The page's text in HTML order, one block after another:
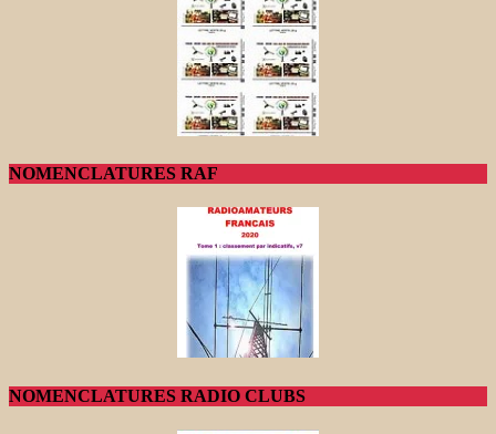
NOMENCLATURES RAF
NOMENCLATURES RADIO CLUBS